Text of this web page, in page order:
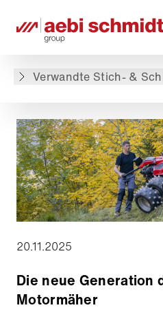
Verwandte Stich- &
#Landwirtschaft
20.11.2025
Die neue Generation
Motormäher